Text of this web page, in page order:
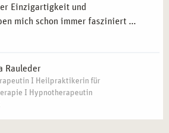
Einzigartigkeit und
mich schon immer fasziniert ...
Rauleder
I Heilpraktikerin für
I Hypnotherapeutin